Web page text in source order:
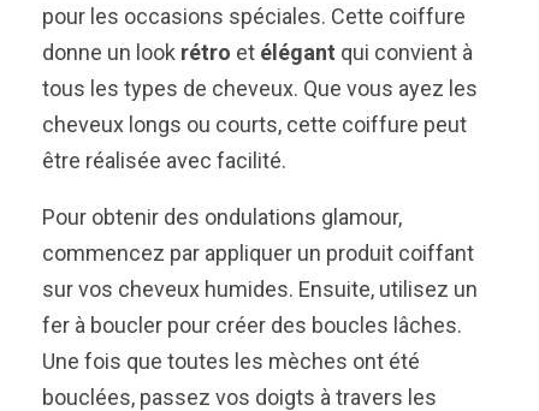
pour les occasions spéciales. Cette coiffure
donne un look rétro et élégant qui convient à
tous les types de cheveux. Que vous ayez les
cheveux longs ou courts, cette coiffure peut
être réalisée avec facilité.
Pour obtenir des ondulations glamour,
commencez par appliquer un produit coiffant
sur vos cheveux humides. Ensuite, utilisez un
fer à boucler pour créer des boucles lâches.
Une fois que toutes les mèches ont été
bouclées, passez vos doigts à travers les